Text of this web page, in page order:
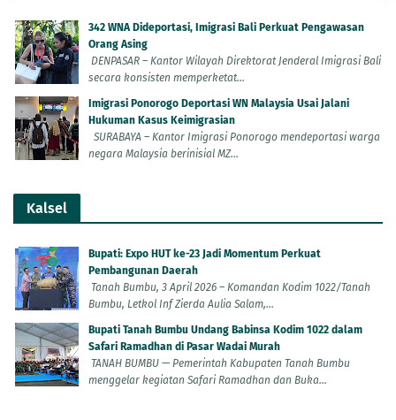
342 WNA Dideportasi, Imigrasi Bali Perkuat Pengawasan
Orang Asing
DENPASAR – Kantor Wilayah Direktorat Jenderal Imigrasi Bali
secara konsisten memperketat...
Imigrasi Ponorogo Deportasi WN Malaysia Usai Jalani
Hukuman Kasus Keimigrasian
SURABAYA – Kantor Imigrasi Ponorogo mendeportasi warga
negara Malaysia berinisial MZ...
Kalsel
Bupati: Expo HUT ke-23 Jadi Momentum Perkuat
Pembangunan Daerah
Tanah Bumbu, 3 April 2026 – Komandan Kodim 1022/Tanah
Bumbu, Letkol Inf Zierda Aulia Salam,...
Bupati Tanah Bumbu Undang Babinsa Kodim 1022 dalam
Safari Ramadhan di Pasar Wadai Murah
TANAH BUMBU — Pemerintah Kabupaten Tanah Bumbu
menggelar kegiatan Safari Ramadhan dan Buka...